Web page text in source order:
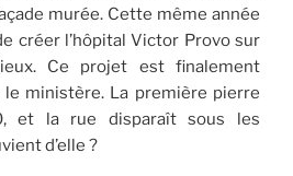
murée. Cette même année
créer l’hôpital Victor Provo sur
Ce projet est finalement
ministère. La première pierre
et la rue disparaît sous les
d’elle ?